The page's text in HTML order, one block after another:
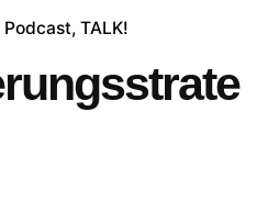
Podcast TALK!